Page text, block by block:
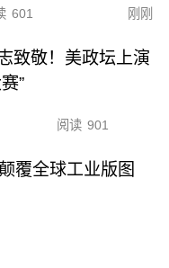
601 刚刚
致敬！美政坛上演
”
阅读 901
覆全球工业版图